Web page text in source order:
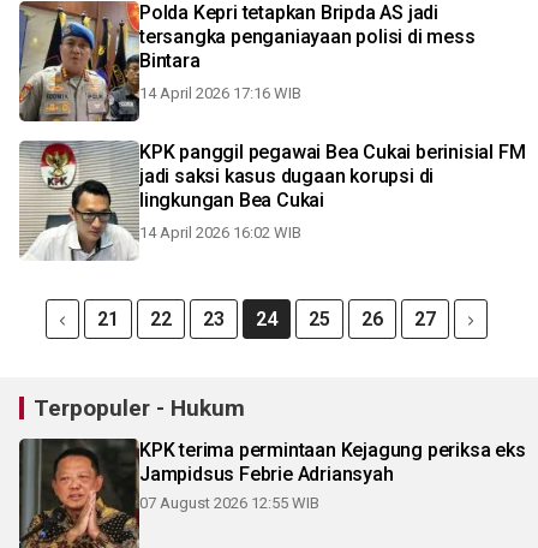
Polda Kepri tetapkan Bripda AS jadi
tersangka penganiayaan polisi di mess
Bintara
14 April 2026 17:16 WIB
KPK panggil pegawai Bea Cukai berinisial FM
jadi saksi kasus dugaan korupsi di
lingkungan Bea Cukai
14 April 2026 16:02 WIB
21 22 23 24 25 26 27
Terpopuler - Hukum
KPK terima permintaan Kejagung periksa eks
Jampidsus Febrie Adriansyah
07 August 2026 12:55 WIB